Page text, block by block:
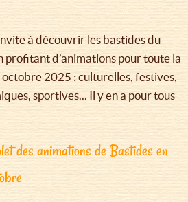
à découvrir les bastides du
d’animations pour toute la
2025 : culturelles, festives,
sportives... Il y en a pour tous
des animations de Bastides en